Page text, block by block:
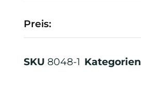
Preis:
SKU 8048-1 Kategorien